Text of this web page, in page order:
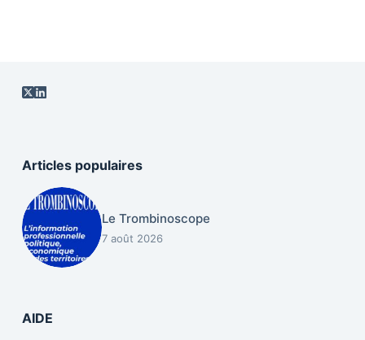
Articles populaires
Le Trombinoscope
7 août 2026
AIDE